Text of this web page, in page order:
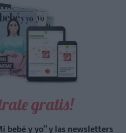
gratis!
bebé y yo” y las newsletters